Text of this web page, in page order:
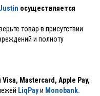
осуществляется
товар в присутствии
и полноту
Visa, Mastercard, Apple Pay,
LiqPayи Monobank.